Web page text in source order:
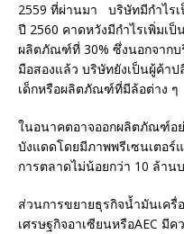
2559 ที่ผ่านมา บริษัทมีกำไร
ปี 2560 คาดหวังมีกำไรเพิ่มเ
ผลิตภัณฑ์ที่ 30% ซึ่งนอกจาก
มือสองแล้ว บริษัทยังเป็นผู้ค้า
เด็กหรือผลิตภัณฑ์ที่มีล้อต่าง ๆ
ในอนาคตอาจออกผลิตภัณฑ์อ
บังแดดโดยมีภาพพรีเซนเตอ
การตลาดไม่น้อยกว่า 10 ล้าน
ส่วนการขยายธุรกิจน้ำมันเครื่
เศรษฐกิจอาเซียนหรือAEC มี